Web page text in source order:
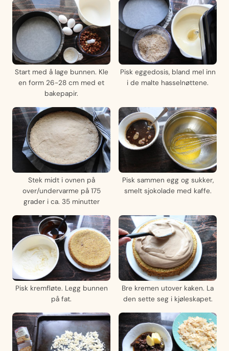
Start med å lage bunnen. Kle
en form 26-28 cm med et
bakepapir.
Pisk eggedosis, bland mel inn
i de malte hasselnøttene.
Stek midt i ovnen på
over/undervarme på 175
grader i ca. 35 minutter
Pisk sammen egg og sukker,
smelt sjokolade med kaffe.
Pisk kremfløte. Legg bunnen
på fat.
Bre kremen utover kaken. La
den sette seg i kjøleskapet.